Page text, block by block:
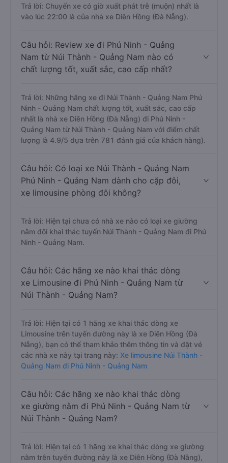
Trả lời: Chuyến xe có giờ xuất phát trễ (muộn) nhất là
vào lúc 22:00 là của nhà xe Diên Hồng (Đà Nẵng).
Câu hỏi: Review xe đi Phú Ninh - Quảng
Nam từ Núi Thành - Quảng Nam nào có
chất lượng tốt, xuất sắc, cao cấp nhất?
Trả lời: Những hãng xe đi Núi Thành - Quảng Nam Phú
Ninh - Quảng Nam chất lượng tốt, xuất sắc, cao cấp
nhất là nhà xe Diên Hồng (Đà Nẵng) đi Phú Ninh -
Quảng Nam từ Núi Thành - Quảng Nam với điểm chất
lượng là 4.9/5 dựa trên 781 đánh giá của khách hàng).
Câu hỏi: Có loại xe Núi Thành - Quảng Nam
Phú Ninh - Quảng Nam dành cho cặp đôi,
xe limousine phòng đôi không?
Trả lời: Hiện tại chưa có nhà xe nào có loại xe giường
nằm đôi khai thác tuyến Núi Thành - Quảng Nam đi Phú
Ninh - Quảng Nam.
Câu hỏi: Các hãng xe nào khai thác dòng
xe Limousine đi Phú Ninh - Quảng Nam từ
Núi Thành - Quảng Nam?
Trả lời: Hiện tại có 1 hãng xe khai thác dòng xe
Limousine trên tuyến đường này là xe Diên Hồng (Đà
Nẵng), bạn có thể tham khảo thêm thông tin và đặt vé
các nhà xe này tại trang này: Xe limousine Núi Thành -
Quảng Nam đi Phú Ninh - Quảng Nam
Câu hỏi: Các hãng xe nào khai thác dòng
xe giường nằm đi Phú Ninh - Quảng Nam từ
Núi Thành - Quảng Nam?
Trả lời: Hiện tại có 1 hãng xe khai thác dòng xe giường
nằm trên tuyến đường này là xe Diên Hồng (Đà Nẵng),